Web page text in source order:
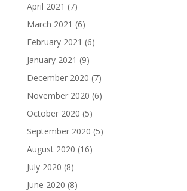
April 2021 (7)
March 2021 (6)
February 2021 (6)
January 2021 (9)
December 2020 (7)
November 2020 (6)
October 2020 (5)
September 2020 (5)
August 2020 (16)
July 2020 (8)
June 2020 (8)